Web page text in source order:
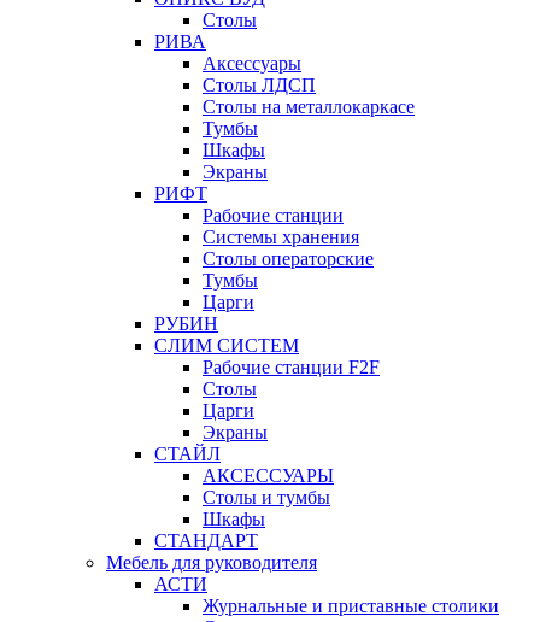
Столы
РИВА
Аксессуары
Столы ЛДСП
Столы на металлокаркасе
Тумбы
Шкафы
Экраны
РИФТ
Рабочие станции
Системы хранения
Столы операторские
Тумбы
Царги
РУБИН
СЛИМ СИСТЕМ
Рабочие станции F2F
Столы
Царги
Экраны
СТАЙЛ
АКСЕССУАРЫ
Столы и тумбы
Шкафы
СТАНДАРТ
Мебель для руководителя
АСТИ
Журнальные и приставные столики